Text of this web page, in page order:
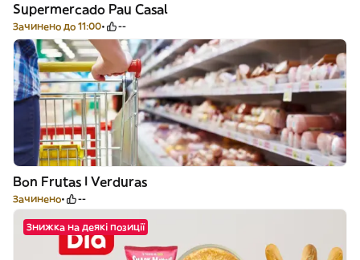
Supermercado Pau Casal
Зачинено до 11:00 --
Bon Frutas I Verduras
Зачинено --
Знижка на деякі позиції